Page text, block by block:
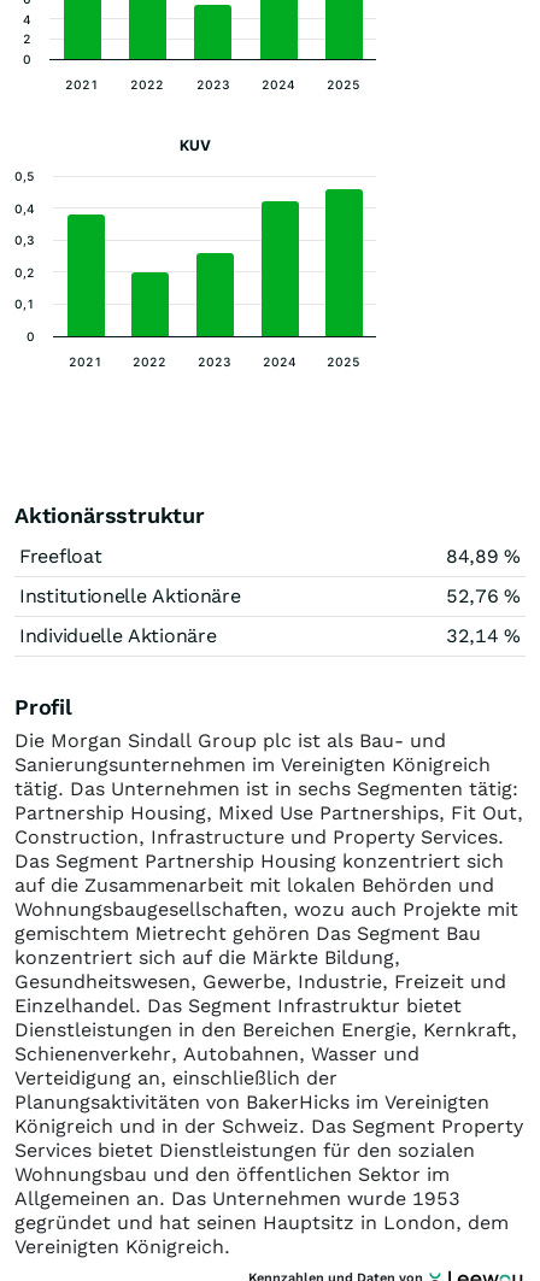
2021 2022 2023 2024 2025
0
2
4
KUV
2021 2022 2023 2024 2025
0
0,1
0,2
0,3
0,4
0,5
Aktionärsstruktur
Freefloat
84,89 %
Institutionelle Aktionäre
52,76 %
Individuelle Aktionäre
32,14 %
Profil
Die Morgan Sindall Group plc ist als Bau- und
Sanierungsunternehmen im Vereinigten Königreich
tätig. Das Unternehmen ist in sechs Segmenten tätig:
Partnership Housing, Mixed Use Partnerships, Fit Out,
Construction, Infrastructure und Property Services.
Das Segment Partnership Housing konzentriert sich
auf die Zusammenarbeit mit lokalen Behörden und
Wohnungsbaugesellschaften, wozu auch Projekte mit
gemischtem Mietrecht gehören Das Segment Bau
konzentriert sich auf die Märkte Bildung,
Gesundheitswesen, Gewerbe, Industrie, Freizeit und
Einzelhandel. Das Segment Infrastruktur bietet
Dienstleistungen in den Bereichen Energie, Kernkraft,
Schienenverkehr, Autobahnen, Wasser und
Verteidigung an, einschließlich der
Planungsaktivitäten von BakerHicks im Vereinigten
Königreich und in der Schweiz. Das Segment Property
Services bietet Dienstleistungen für den sozialen
Wohnungsbau und den öffentlichen Sektor im
Allgemeinen an. Das Unternehmen wurde 1953
gegründet und hat seinen Hauptsitz in London, dem
Vereinigten Königreich.
Kennzahlen und Daten von